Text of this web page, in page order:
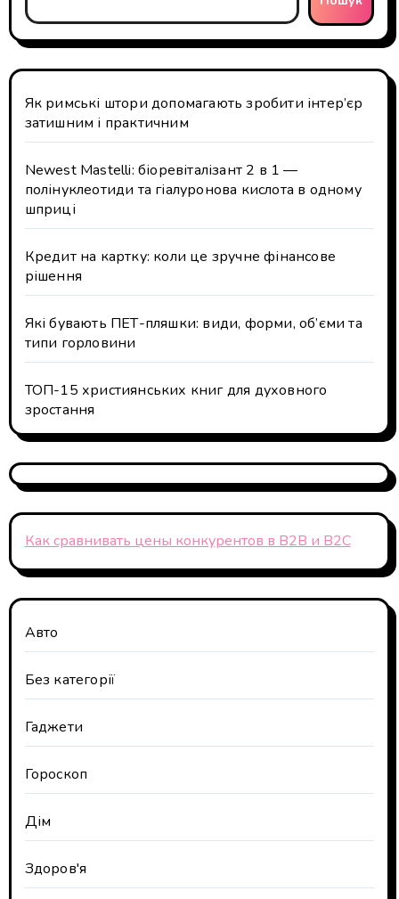
Як римські штори допомагають зробити інтер’єр
затишним і практичним
Newest Mastelli: біоревіталізант 2 в 1 —
полінуклеотиди та гіалуронова кислота в одному
шприці
Кредит на картку: коли це зручне фінансове
рішення
Які бувають ПЕТ-пляшки: види, форми, об’єми та
типи горловини
ТОП-15 християнських книг для духовного
зростання
Как сравнивать цены конкурентов в B2B и B2C
Авто
Без категорії
Гаджети
Гороскоп
Дім
Здоров'я